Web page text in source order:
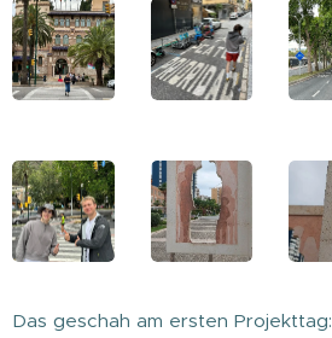
Das geschah am ersten Projekttag: